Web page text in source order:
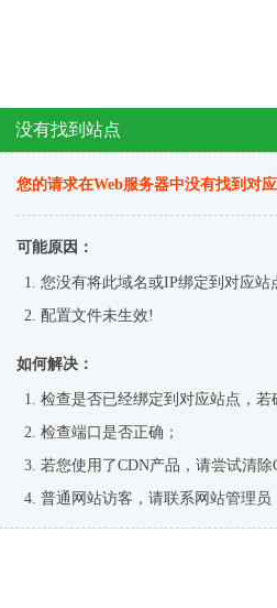
没有找到站点
您的请求在Web服务器中没有找到对
可能原因：
您没有将此域名或IP绑定到对应站
配置文件未生效!
如何解决：
检查是否已经绑定到对应站点，
检查端口是否正确；
若您使用了CDN产品，请尝试清除
普通网站访客，请联系网站管理员